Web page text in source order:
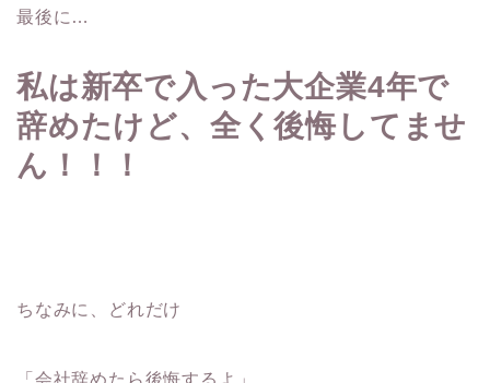
最後に…
私は新卒で入った大企業4年で
辞めたけど、全く後悔してませ
ん！！！
ちなみに、どれだけ
「会社辞めたら後悔するよ」